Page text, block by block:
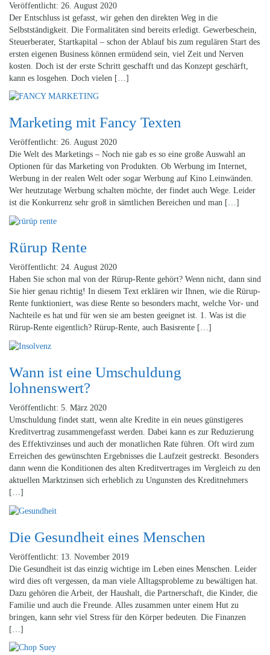
Veröffentlicht: 26. August 2020
Der Entschluss ist gefasst, wir gehen den direkten Weg in die
Selbstständigkeit. Die Formalitäten sind bereits erledigt. Gewerbeschein,
Steuerberater, Startkapital – schon der Ablauf bis zum regulären Start des
ersten eigenen Business können ermüdend sein, viel Zeit und Nerven
kosten. Doch ist der erste Schritt geschafft und das Konzept geschärft,
kann es losgehen. Doch vielen […]
Marketing mit Fancy Texten
Veröffentlicht: 26. August 2020
Die Welt des Marketings – Noch nie gab es so eine große Auswahl an
Optionen für das Marketing von Produkten. Ob Werbung im Internet,
Werbung in der realen Welt oder sogar Werbung auf Kino Leinwänden.
Wer heutzutage Werbung schalten möchte, der findet auch Wege. Leider
ist die Konkurrenz sehr groß in sämtlichen Bereichen und man […]
Rürup Rente
Veröffentlicht: 24. August 2020
Haben Sie schon mal von der Rürup-Rente gehört? Wenn nicht, dann sind
Sie hier genau richtig! In diesem Text erklären wir Ihnen, wie die Rürup-
Rente funktioniert, was diese Rente so besonders macht, welche Vor- und
Nachteile es hat und für wen sie am besten geeignet ist. 1. Was ist die
Rürup-Rente eigentlich? Rürup-Rente, auch Basisrente […]
Wann ist eine Umschuldung
lohnenswert?
Veröffentlicht: 5. März 2020
Umschuldung findet statt, wenn alte Kredite in ein neues günstigeres
Kreditvertrag zusammengefasst werden. Dabei kann es zur Reduzierung
des Effektivzinses und auch der monatlichen Rate führen. Oft wird zum
Erreichen des gewünschten Ergebnisses die Laufzeit gestreckt. Besonders
dann wenn die Konditionen des alten Kreditvertrages im Vergleich zu den
aktuellen Marktzinsen sich erheblich zu Ungunsten des Kreditnehmers
[…]
Die Gesundheit eines Menschen
Veröffentlicht: 13. November 2019
Die Gesundheit ist das einzig wichtige im Leben eines Menschen. Leider
wird dies oft vergessen, da man viele Alltagsprobleme zu bewältigen hat.
Dazu gehören die Arbeit, der Haushalt, die Partnerschaft, die Kinder, die
Familie und auch die Freunde. Alles zusammen unter einem Hut zu
bringen, kann sehr viel Stress für den Körper bedeuten. Die Finanzen
[…]